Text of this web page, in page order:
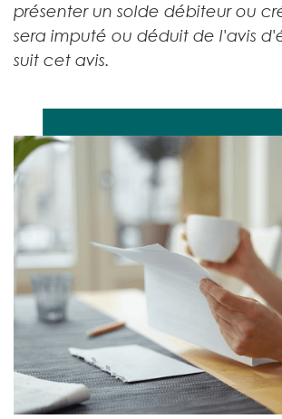
présenter un solde débiteur ou
sera imputé ou déduit de l'avis
suit cet avis.